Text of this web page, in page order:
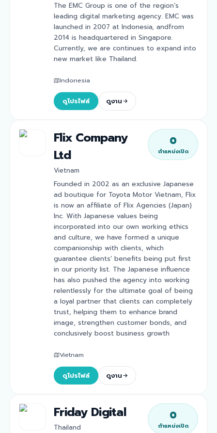
The EMC Group is one of the region’s
leading digital marketing agency. EMC was
launched in 2007 at Indonesia, andfrom
2014 is headquartered in Singapore.
Currently, we are continues to expand into
new market like Thailand.
Indonesia
ดูโปรไฟล์ ดูงาน
Flix Company
Ltd
Vietnam
0
ตำแหน่งเปิด
Founded in 2002 as an exclusive Japanese
ad boutique for Toyota Motor Vietnam, Flix
is now an affiliate of Flix Agencies (Japan)
Inc. With Japanese values being
incorporated into our own working ethics
and culture, we have formed a unique
companionship with clients, which
guarantee clients’ benefits being put first
in our priority list. The Japanese influence
has also pushed the agency into working
relentlessly for the ultimate goal of being
a loyal partner that clients can completely
trust, helping them to enhance brand
image, strengthen customer bonds, and
conclusively boost business growth
Vietnam
ดูโปรไฟล์ ดูงาน
Friday Digital
Thailand
0
ตำแหน่งเปิด